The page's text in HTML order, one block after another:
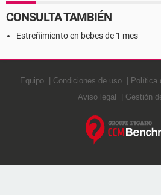
CONSULTA TAMBIÉN
Estreñimiento en bebes de 1 mes
Equipo Condiciones de uso Política
Aviso legal
Gestión